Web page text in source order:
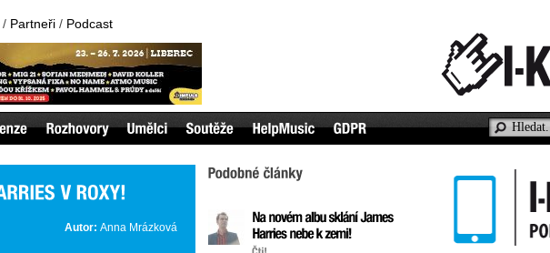
/ Partneři / Podcast
Autor: Anna Mrázková